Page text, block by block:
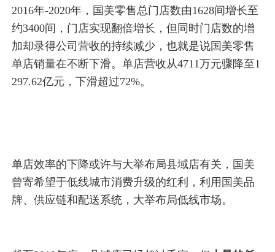
2016年-2020年，国美零售总门店数由1628间增长至
约3400间，门店实现翻倍增长，但同时门店数的增
加却录得公司营收的持续减少，也就是说国美零售
单店销量在不断下滑。单店营收从4711万元骤降至1
297.62亿元，下滑超过72%。
单店效率的下降或许与大举布局县域店有关，国美
曾寄希望于低线城市消费升级的红利，利用国美品
牌、供应链和配送系统，大举布局低线市场。